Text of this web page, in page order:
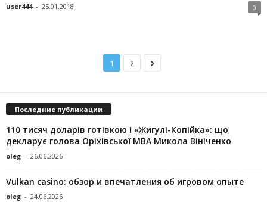
user444 - 25.01.2018 0
1 2
Последние публикации
110 тисяч доларів готівкою і «Жигулі-Копійка»: що
декларує голова Оріхівської МВА Микола Вініченко
oleg - 26.06.2026
Vulkan casino: обзор и впечатления об игровом опыте
oleg - 24.06.2026